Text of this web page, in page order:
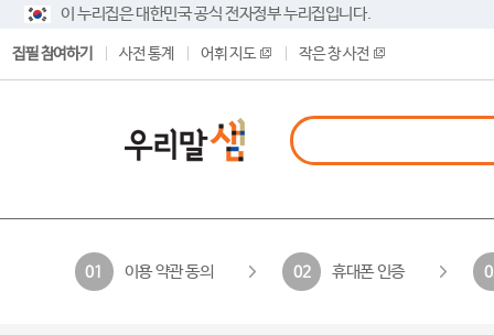
이 누리집은 대한민국 공식 전자정부 누리집입니다.
집필 참여하기 사전 통계 어휘 지도 작은 창 사전
01 이용 약관 동의 02 휴대폰 인증